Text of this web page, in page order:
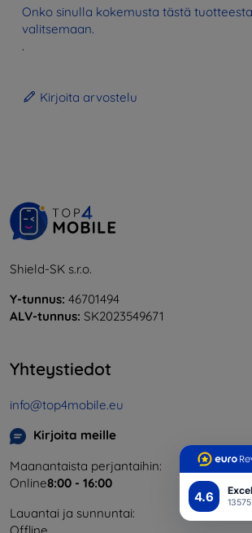
4.6
Onko sinulla kokemusta tästä
valitsemaan.
.
Kirjoita arvostelu
Shield-SK s.r.o.
Y-tunnus: 46701494
ALV-tunnus: SK2023549671
Yhteystiedot
info@top4mobile.eu
Kirjoita meille
Maanantaista perjantaihin:
Online8:00 - 16:00
Lauantai ja sunnuntai: